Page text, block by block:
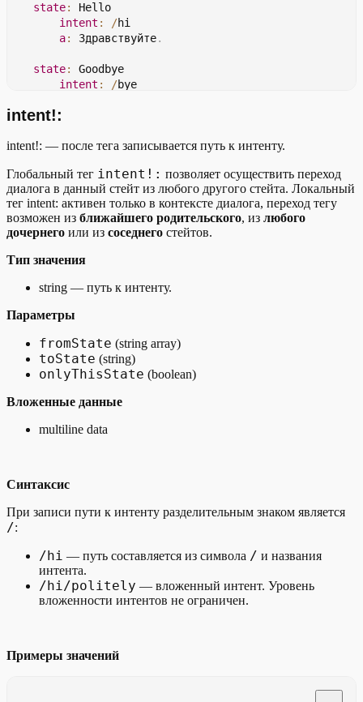
state:
Hello
intent : /hi
a: Здравствуйте.
state:
Goodbye
intent : /bye
event: noMatch
state: Time
intent: /Который час || fromState=/КакДела,
intent!:
intent!: — после тега записывается путь к интенту.
Глобальный тег intent!: позволяет осуществить переход
диалога в данный стейт из любого другого стейта. Локальный
тег intent: активен только в контексте диалога, переход тегу
возможен из ближайшего родительского, из любого
дочернего или из соседнего стейтов.
Тип значения
string — путь к интенту.
Параметры
fromState (string array)
toState (string)
onlyThisState (boolean)
Вложенные данные
multiline data
Синтаксис
При записи пути к интенту разделительным знаком является
/:
/hi — путь составляется из символа / и названия
интента.
/hi/politely — вложенный интент. Уровень
вложенности интентов не ограничен.
Примеры значений